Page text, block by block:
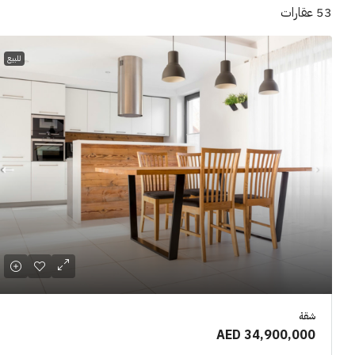
53 عقارات
للبيع
شقة
AED 34,900,000
منزل مع